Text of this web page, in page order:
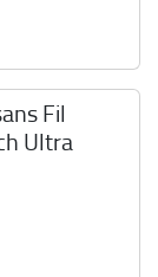
Fil
Ultra